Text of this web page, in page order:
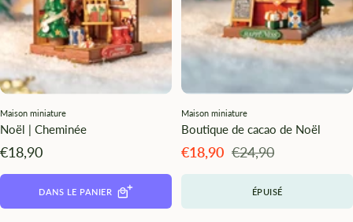
Maison miniature
Noël | Cheminée
Angebotspreis
€18,90
DANS LE PANIER
Maison miniature
Boutique de cacao de Noël
Angebotspreis
€18,90 Regulärer
€24,90
ÉPUISÉ